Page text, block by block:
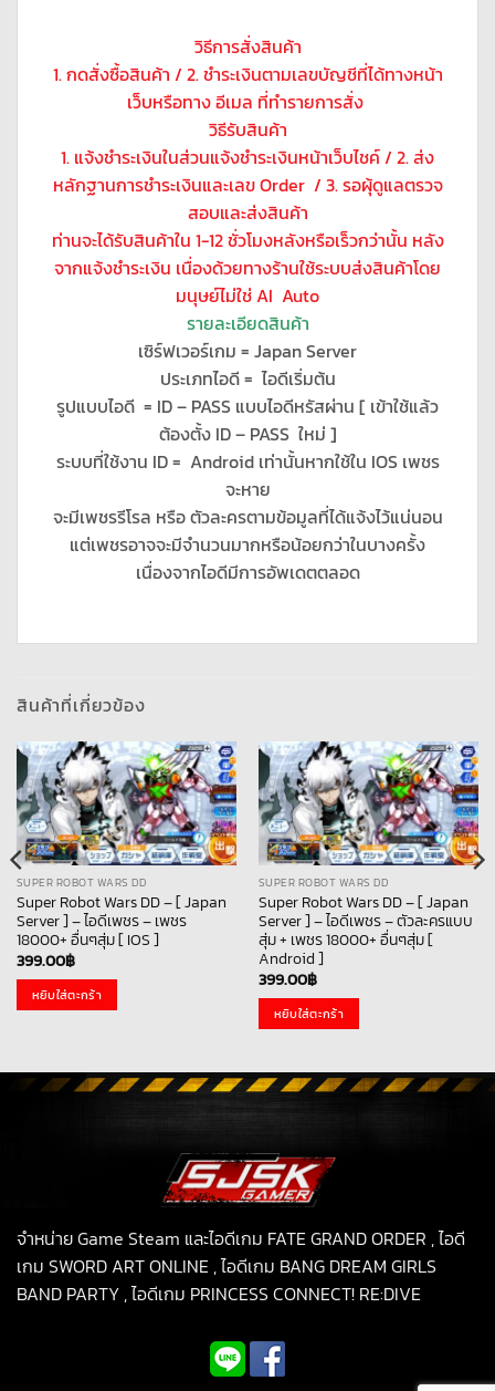
วิธีการสั่งสินค้า
1. กดสั่งซื้อสินค้า / 2. ชำระเงินตามเลขบัญชีที่ได้ทางหน้า
เว็บหรือทาง อีเมล ที่ทำรายการสั่ง
วิธีรับสินค้า
1. แจ้งชำระเงินในส่วนแจ้งชำระเงินหน้าเว็บไชค์ / 2. ส่ง
หลักฐานการชำระเงินและเลข Order / 3. รอผุ้ดูแลตรวจ
สอบและส่งสินค้า
ท่านจะได้รับสินค้าใน 1-12 ชั่วโมงหลังหรือเร็วกว่านั้น หลัง
จากแจ้งชำระเงิน เนื่องด้วยทางร้านใช้ระบบส่งสินค้าโดย
มนุษย์ไม่ใช่ AI Auto
รายละเอียดสินค้า
เซิร์ฟเวอร์เกม = Japan Server
ประเภทไอดี = ไอดีเริ่มต้น
รูปแบบไอดี = ID – PASS แบบไอดีหรัสผ่าน [ เข้าใช้แล้ว
ต้องตั้ง ID – PASS ใหม่ ]
ระบบที่ใช้งาน ID = Android เท่านั้นหากใช้ใน IOS เพชร
จะหาย
จะมีเพชรรีโรล หรือ ตัวละครตามข้อมูลที่ได้แจ้งไว้แน่นอน
แต่เพชรอาจจะมีจำนวนมากหรือน้อยกว่าในบางครั้ง
เนื่องจากไอดีมีการอัพเดตตลอด
สินค้าที่เกี่ยวข้อง
SUPER ROBOT WARS DD
Super Robot Wars DD – [ Japan
Server ] – ไอดีเพชร – เพชร
18000+ อื่นๆสุ่ม [ IOS ]
399.00฿
หยิบใส่ตะกร้า
SUPER ROBOT WARS DD
Super Robot Wars DD – [ Japan
Server ] – ไอดีเพชร – ตัวละครแบบ
สุ่ม + เพชร 18000+ อื่นๆสุ่ม [
Android ]
399.00฿
หยิบใส่ตะกร้า
จำหน่าย Game Steam และไอดีเกม FATE GRAND ORDER , ไอดี
เกม SWORD ART ONLINE , ไอดีเกม BANG DREAM GIRLS
BAND PARTY , ไอดีเกม PRINCESS CONNECT! RE:DIVE